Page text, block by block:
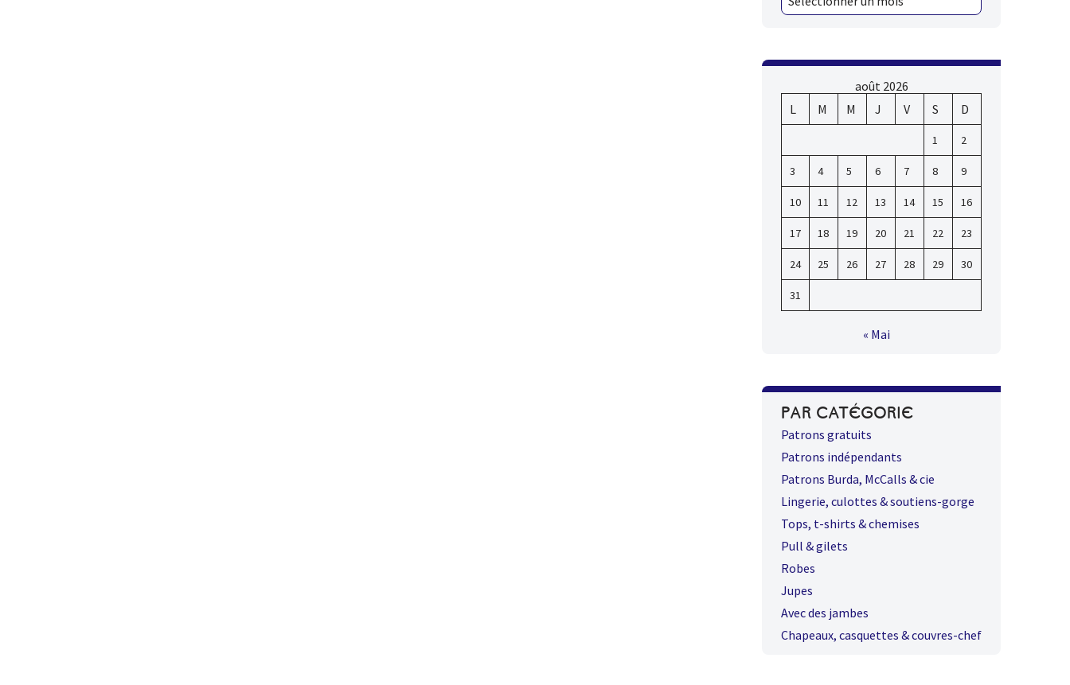
août 2026
L
M M J V S D
1 2
3 4 5 6 7 8 9
10 11 12 13 14 15 16
17 18 19 20 21 22 23
24 25 26 27 28 29 30
31
« Mai
PAR CATÉGORIE
Patrons gratuits
Patrons indépendants
Patrons Burda, McCalls & cie
Lingerie, culottes & soutiens-gorge
Tops, t-shirts & chemises
Pull & gilets
Robes
Jupes
Avec des jambes
Chapeaux, casquettes & couvres-chef